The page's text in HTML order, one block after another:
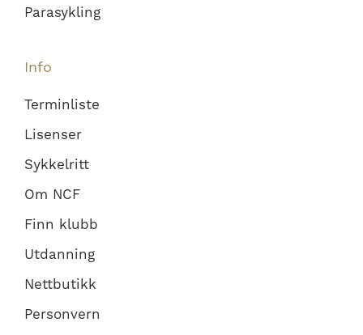
Parasykling
Info
Terminliste
Lisenser
Sykkelritt
Om NCF
Finn klubb
Utdanning
Nettbutikk
Personvern